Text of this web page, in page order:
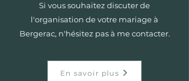
Si vous souhaitez discuter de
l'organisation de votre mariage à
Bergerac, n'hésitez pas à me contacter.
En savoir plus